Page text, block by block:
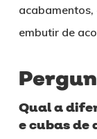
embutir de
Qual a
e cubas de